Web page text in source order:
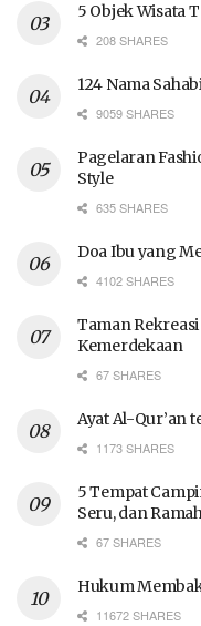
5 Objek Wisata
208 SHARES
124 Nama
9059 SHARES
Pagelaran
Style
635 SHARES
Doa Ibu yang
4102 SHARES
Taman
Kemerdekaan
67 SHARES
Ayat Al-Qur’an
1173 SHARES
5 Tempat
Seru, dan
67 SHARES
Hukum
11672 SHARES